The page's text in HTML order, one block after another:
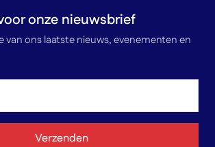
onze nieuwsbrief
van ons laatste nieuws, evenementen en
Verzenden